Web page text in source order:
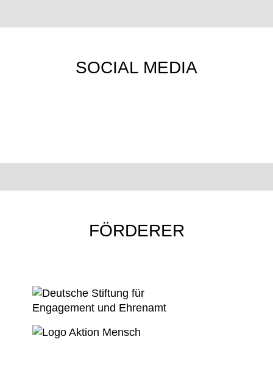
SOCIAL MEDIA
FÖRDERER